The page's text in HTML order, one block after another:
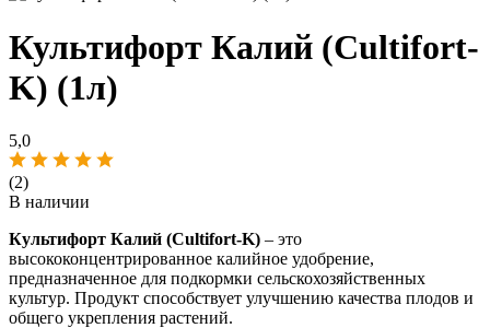
Культифорт Калий (Cultifort-
K) (1л)
5,0
(2)
В наличии
Культифорт Калий (Cultifort-K) – это
высококонцентрированное калийное удобрение,
предназначенное для подкормки сельскохозяйственных
культур. Продукт способствует улучшению качества плодов и
общего укрепления растений.